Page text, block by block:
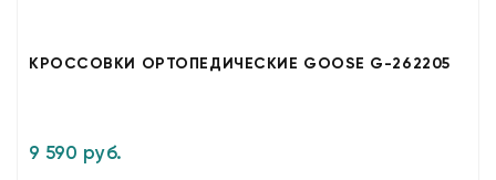
КРОССОВКИ ОРТОПЕДИЧЕСКИЕ GOOSE G-262205
9 590 руб.